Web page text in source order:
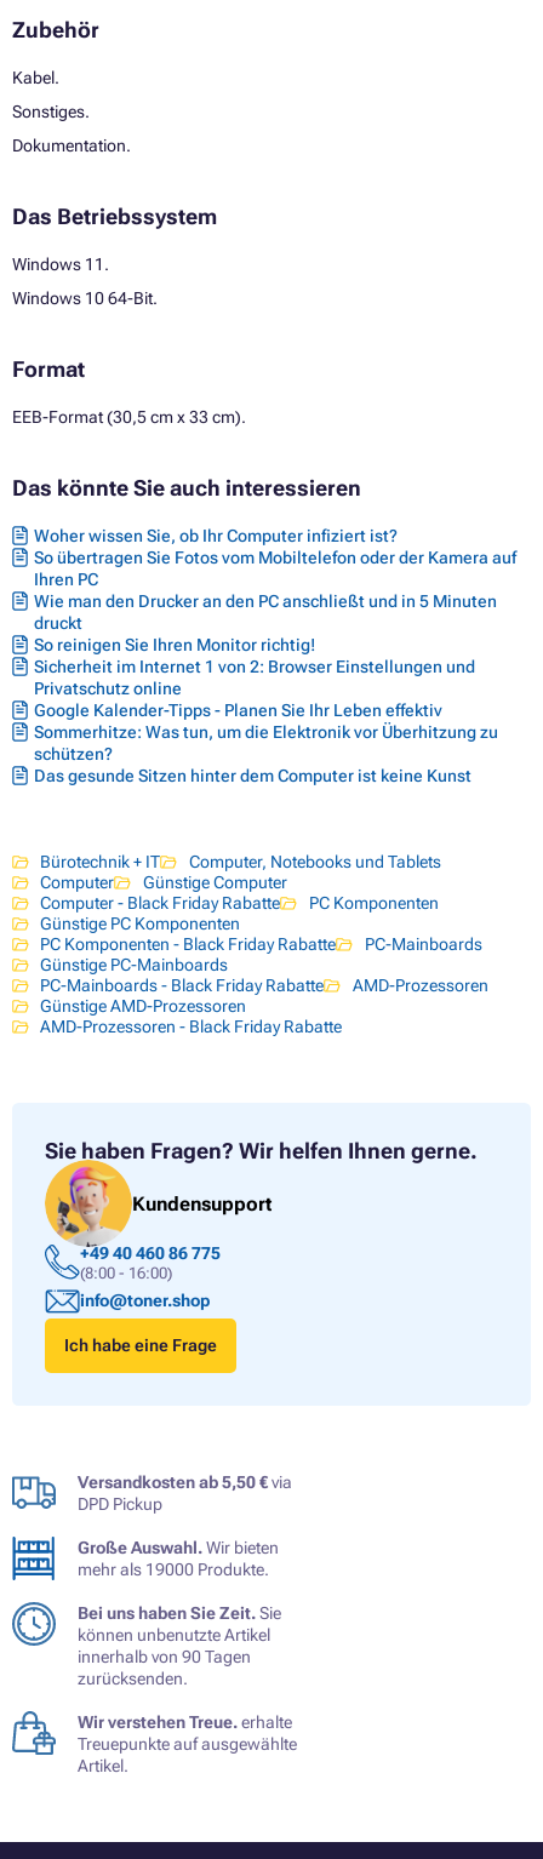
Zubehör
Kabel.
Sonstiges.
Dokumentation.
Das Betriebssystem
Windows 11.
Windows 10 64-Bit.
Format
EEB-Format (30,5 cm x 33 cm).
Das könnte Sie auch interessieren
Woher wissen Sie, ob Ihr Computer infiziert ist?
So übertragen Sie Fotos vom Mobiltelefon oder der Kamera auf
Ihren PC
Wie man den Drucker an den PC anschließt und in 5 Minuten
druckt
So reinigen Sie Ihren Monitor richtig!
Sicherheit im Internet 1 von 2: Browser Einstellungen und
Privatschutz online
Google Kalender-Tipps - Planen Sie Ihr Leben effektiv
Sommerhitze: Was tun, um die Elektronik vor Überhitzung zu
schützen?
Das gesunde Sitzen hinter dem Computer ist keine Kunst
Bürotechnik + IT
Computer, Notebooks und Tablets
Computer
Günstige Computer
Computer - Black Friday Rabatte
PC Komponenten
Günstige PC Komponenten
PC Komponenten - Black Friday Rabatte
PC-Mainboards
Günstige PC-Mainboards
PC-Mainboards - Black Friday Rabatte
AMD-Prozessoren
Günstige AMD-Prozessoren
AMD-Prozessoren - Black Friday Rabatte
Sie haben Fragen? Wir helfen Ihnen gerne.
Kundensupport
+49 40 460 86 775
(8:00 - 16:00)
info@toner.shop
Ich habe eine Frage
Versandkosten ab 5,50 €via
DPD Pickup
Große Auswahl.Wir bieten
mehr als 19000 Produkte.
Bei uns haben Sie Zeit.Sie
können unbenutzte Artikel
innerhalb von 90 Tagen
zurücksenden.
Wir verstehen Treue.erhalte
Treuepunkte auf ausgewählte
Artikel.